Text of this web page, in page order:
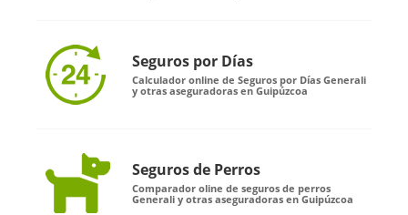
Seguros por Días
Calculador online de Seguros por Días Generali
y otras aseguradoras en Guipúzcoa
Seguros de Perros
Comparador oline de seguros de perros
Generali y otras aseguradoras en Guipúzcoa